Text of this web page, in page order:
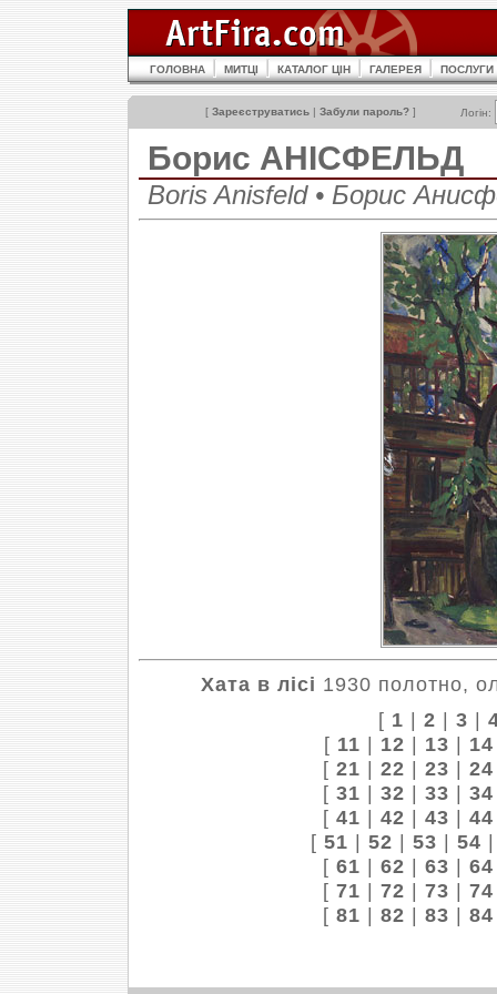
ГОЛОВНА МИТЦІ КАТАЛОГ ЦІН ГАЛЕРЕЯ ПОСЛУГИ
[ Зареєструватись | Забули пароль? ] Логін:
Борис АНІСФЕЛЬД
Boris Anisfeld • Борис
Хата в лісі 1930 полотно,
[ 1 | 2 | 3 |
[ 11 | 12 | 13 | 14
[ 21 | 22 | 23 | 24
[ 31 | 32 | 33 | 34
[ 41 | 42 | 43 | 44
[ 51 | 52 | 53 | 54
[ 61 | 62 | 63 | 64
[ 71 | 72 | 73 | 74
[ 81 | 82 | 83 | 84